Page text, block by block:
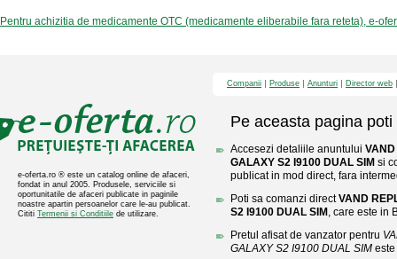
Pentru achizitia de medicamente OTC (medicamente eliberabile fara reteta), e-
e-oferta.ro ® este un catalog online de afaceri,
fondat in anul 2005. Produsele, serviciile si
oportunitatile de afaceri publicate in paginile
noastre apartin persoanelor care le-au publicat.
Cititi Termenii si Conditiile de utilizare.
Companii Produse Anunturi Director web
Pe aceasta pagina poti
Accesezi detaliile anuntului
GALAXY S2 I9100 DUAL SIM si
publicat in mod direct, fara
Poti sa comanzi directVAND
S2 I9100 DUAL SIM , care este in
Pretul afisat de vanzator pentru
GALAXY S2 I9100 DUAL SIM